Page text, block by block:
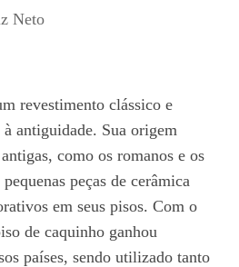
Neto
revestimento clássico e
antiguidade. Sua origem
como os romanos e os
peças de cerâmica
em seus pisos. Com o
de caquinho ganhou
países, sendo utilizado tanto